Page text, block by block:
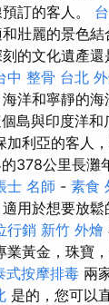
訂的客人。
壯麗的景色結
的文化遺產
中 整骨 台北
洋和寧靜的
島與印度洋
利亞的客人
378公里長灘
士 名師 - 素食
適用於想要放鬆
行銷 新竹 外燴
黃金，珠寶
式按摩排毒 兩
是的，您可以